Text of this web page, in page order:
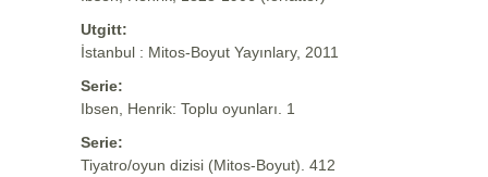
Utgitt:
İstanbul : Mitos-Boyut Yayınlary, 2011
Serie:
Ibsen, Henrik: Toplu oyunları. 1
Serie:
Tiyatro/oyun dizisi (Mitos-Boyut). 412